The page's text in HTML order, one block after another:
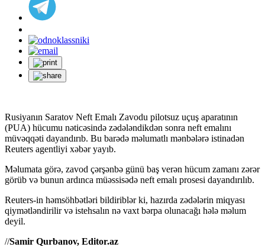
Rusiyanın Saratov Neft Emalı Zavodu pilotsuz uçuş aparatının
(PUA) hücumu nəticəsində zədələndikdən sonra neft emalını
müvəqqəti dayandırıb. Bu barədə məlumatlı mənbələrə istinadən
Reuters agentliyi xəbər yayıb.
Məlumata görə, zavod çərşənbə günü baş verən hücum zamanı zərər
görüb və bunun ardınca müəssisədə neft emalı prosesi dayandırılıb.
Reuters-in həmsöhbətləri bildiriblər ki, hazırda zədələrin miqyası
qiymətləndirilir və istehsalın nə vaxt bərpa olunacağı hələ məlum
deyil.
//Samir Qurbanov, Editor.az